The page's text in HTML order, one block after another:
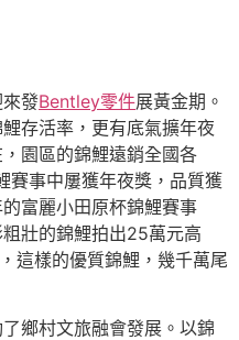
發Bentley零件展黃金期。
存活率，更有底氣擴年夜
園區的錦鯉遠銷全國各
賽事中屢獲年夜獎，品質獲
富麗小田原杯錦鯉賽事
壯的錦鯉拍出25萬元高
這樣的優質錦鯉，幾千萬尾
鄉村文旅融會發展。以錦